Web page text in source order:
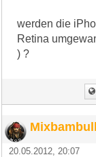
werden die
Retina
) ?
20.05.2012, 20:07